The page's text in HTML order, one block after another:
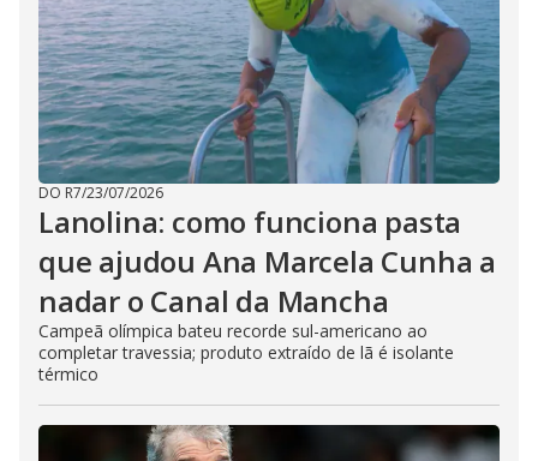
DO R7/23/07/2026
Lanolina: como funciona pasta
que ajudou Ana Marcela Cunha a
nadar o Canal da Mancha
Campeã olímpica bateu recorde sul-americano ao
completar travessia; produto extraído de lã é isolante
térmico